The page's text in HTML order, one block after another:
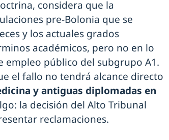
considera que la
pre-Bolonia que se
y los actuales grados
académicos, pero no en lo
empleo público del subgrupo A1.
el fallo no tendrá alcance directo
y antiguas diplomadas en
la decisión del Alto Tribunal
reclamaciones.